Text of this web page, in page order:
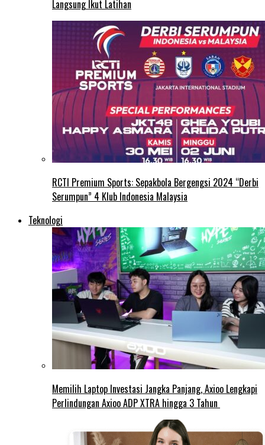
Langsung Ikut Latihan
RCTI Premium Sports: Sepakbola Bergengsi 2024 “Derbi
Serumpun” 4 Klub Indonesia Malaysia
Teknologi
Memilih Laptop Investasi Jangka Panjang, Axioo Lengkapi
Perlindungan Axioo ADP XTRA hingga 3 Tahun